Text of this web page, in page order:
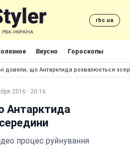
rbc.ua
Вкусно Гороскопы
довели, що Антарктида розвалюється
2016 · 20:16
Антарктида
процес руйнування